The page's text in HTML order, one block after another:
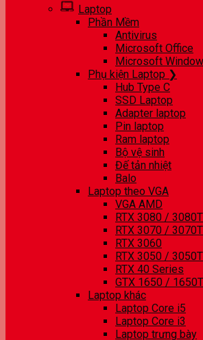
Laptop
Phần Mềm
Antivirus
Microsoft Office
Microsoft
Phụ kiện Laptop ❯
Hub Type C
SSD Laptop
Adapter laptop
Pin laptop
Ram laptop
Bộ vệ sinh
Đế tản nhiệt
Balo
Laptop theo VGA
VGA AMD
RTX 3080 /
RTX 3070 /
RTX 3060
RTX 3050 /
RTX 40 Series
GTX 1650 /
Laptop khác
Laptop Core i5
Laptop Core i3
Laptop trưng bày